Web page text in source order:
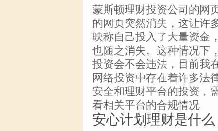
蒙斯顿理财投资公司的网
的网页突然消失，这让许
映称自己投入了大量资金
也随之消失。这种情况下
投资会不会违法，目前我
网络投资中存在着许多法
安全和理财平台的投资，
看相关平台的合规情况
安心计划理财是什么